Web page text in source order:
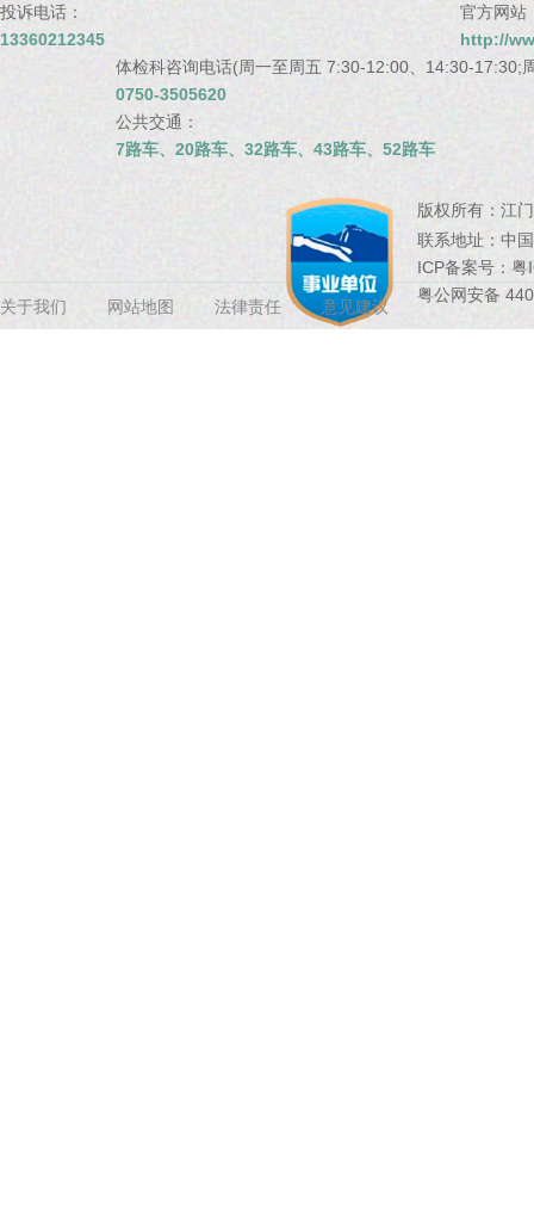
投诉电话：
13360212345
官方网站
http://
体检科咨询电话(周一至周五 7:30-12:00、14:30-17:30;
0750-3505620
公共交通：
7路车、20路车、32路车、43路车、52路车
版权所有： 江
联系地址： 中
ICP备案号： 粤
粤公网安备
关于我们 网站地图 法律责任 意见建议